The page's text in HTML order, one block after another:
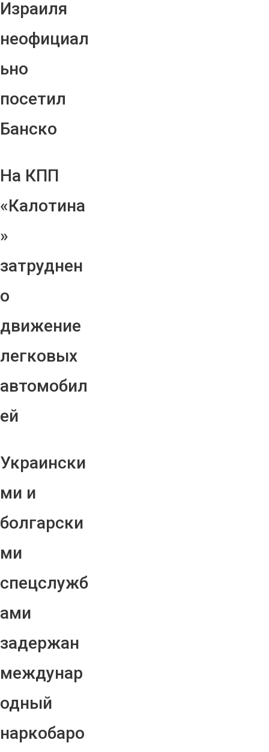
Израиля
неофициал
ьно
посетил
Банско
На КПП
«Калотина
»
затруднен
о
движение
легковых
автомобил
ей
Украински
ми и
болгарски
ми
спецслужб
ами
задержан
междунар
одный
наркобаро